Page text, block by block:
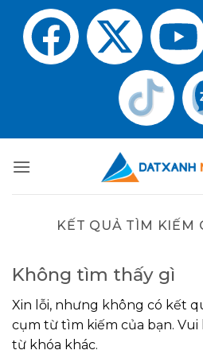
KẾT QUẢ TÌM KIẾM
Không tìm thấy gì
Xin lỗi, nhưng không có kết
cụm từ tìm kiếm của bạn. Vui
từ khóa khác.